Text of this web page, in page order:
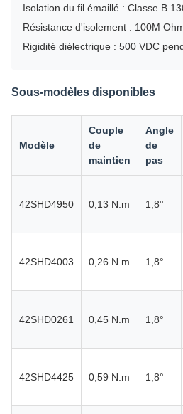
Isolation du fil émaillé : Classe B
Résistance d'isolement : 100M
Rigidité diélectrique : 500 VDC
Sous-modèles disponibles
Modèle
Couple
de
maintien
Angle
de
pas
42SHD4950 0,13 N.m 1,8°
42SHD4003 0,26 N.m 1,8°
42SHD0261 0,45 N.m 1,8°
42SHD4425 0,59 N.m 1,8°